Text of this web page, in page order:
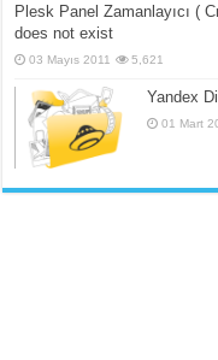
Plesk Panel Zamanlayıcı (
does not exist
03 Mayıs 2011 5,621
Yandex
01 Mart